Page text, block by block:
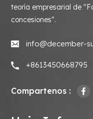
teoría empresarial de
concesiones".
info@december-
+8613450668795
Compartenos :